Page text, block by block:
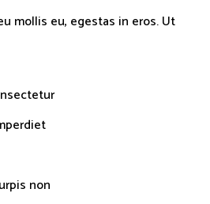
mollis eu, egestas in eros. Ut
non